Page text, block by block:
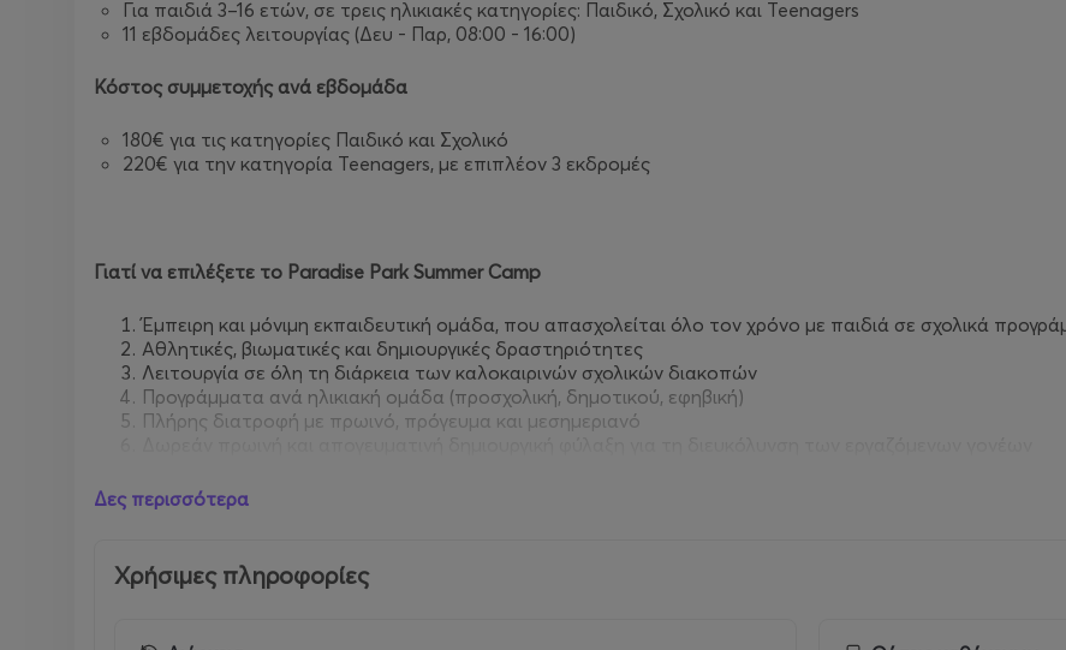
Για παιδιά 3–16 ετών, σε τρεις ηλικιακές κατηγορίες: Παιδικό, Σχολικό και Teenagers
11 εβδομάδες λειτουργίας (Δευ - Παρ, 08:00 - 16:00)
Κόστος συμμετοχής ανά εβδομάδα
180€ για τις κατηγορίες Παιδικό και Σχολικό
220€ για την κατηγορία Teenagers, με επιπλέον 3 εκδρομές
Γιατί να επιλέξετε το Paradise Park Summer Camp
Έμπειρη και μόνιμη εκπαιδευτική ομάδα, που απασχολείται όλο τον χρόνο με παιδιά σε σχολικά
Αθλητικές, βιωματικές και δημιουργικές δραστηριότητες
Λειτουργία σε όλη τη διάρκεια των καλοκαιρινών σχολικών διακοπών
Προγράμματα ανά ηλικιακή ομάδα (προσχολική, δημοτικού, εφηβική)
Πλήρης διατροφή με πρωινό, πρόγευμα και μεσημεριανό
25 χρόνια εμπειρίας στη βιωματική μάθηση, τον αθλητισμό και την παιδική ψυχαγωγία στη φύση
Δες περισσότερα
Χρήσιμες πληροφορίες